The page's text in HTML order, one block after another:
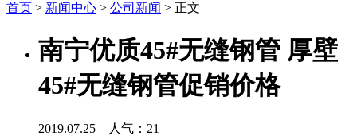
首页 > 新闻中心 > 公司新闻 > 正文
南宁优质45#无缝钢管 厚壁
45#无缝钢管促销价格
2019.07.25 人气： 21